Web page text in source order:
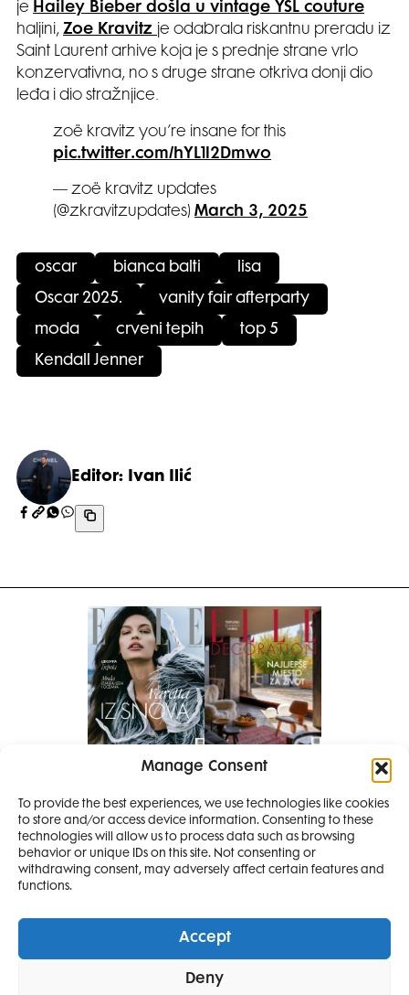
Manage Consent
To provide the best experiences, we use technologies like cookies
to store and/or access device information. Consenting to these
technologies will allow us to process data such as browsing
behavior or unique IDs on this site. Not consenting or
withdrawing consent, may adversely affect certain features and
functions.
Accept
Deny
je Hailey Bieber došla u vintage YSL couture
haljini, Zoe Kravitz je odabrala riskantnu preradu iz
Saint Laurent arhive koja je s prednje strane vrlo
konzervativna, no s druge strane otkriva donji dio
leđa i dio stražnjice.
zoë kravitz you’re insane for this
pic.twitter.com/hYL1l2Dmwo
— zoë kravitz updates
(@zkravitzupdates) March 3, 2025
oscar bianca balti lisa
Oscar 2025. vanity fair afterparty
moda crveni tepih top 5
Kendall Jenner
Editor: Ivan Ilić
Pretplati se na časopis
PRETPLATITE SE
Elle ProjectsElle Beauty AwardsElle Style Awards
LifestyleDecoration
SMANJI
4 IZDANJA
I 2 IZDANJA ELLE
DECORATIONA +